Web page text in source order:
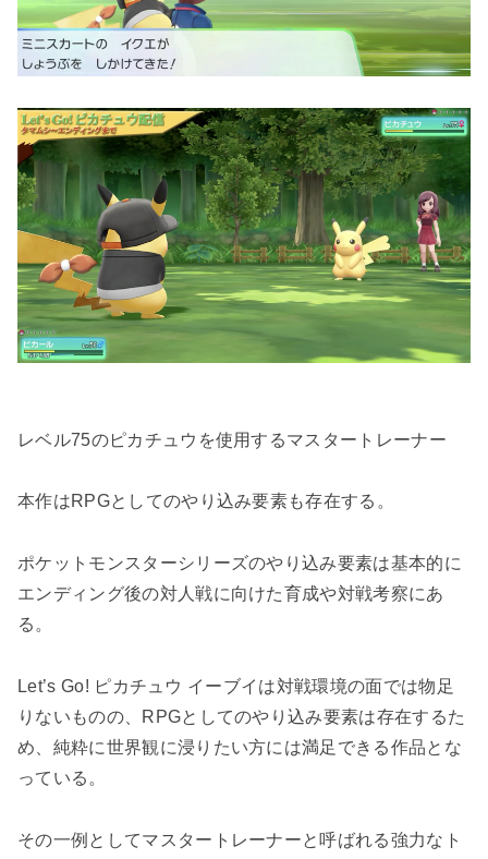
レベル75のピカチュウを使用するマスタートレーナー
本作はRPGとしてのやり込み要素も存在する。
ポケットモンスターシリーズのやり込み要素は基本的に
エンディング後の対人戦に向けた育成や対戦考察にあ
る。
Let’s Go! ピカチュウ イーブイは対戦環境の面では物足
りないものの、RPGとしてのやり込み要素は存在するた
め、純粋に世界観に浸りたい方には満足できる作品とな
っている。
その一例としてマスタートレーナーと呼ばれる強力なト